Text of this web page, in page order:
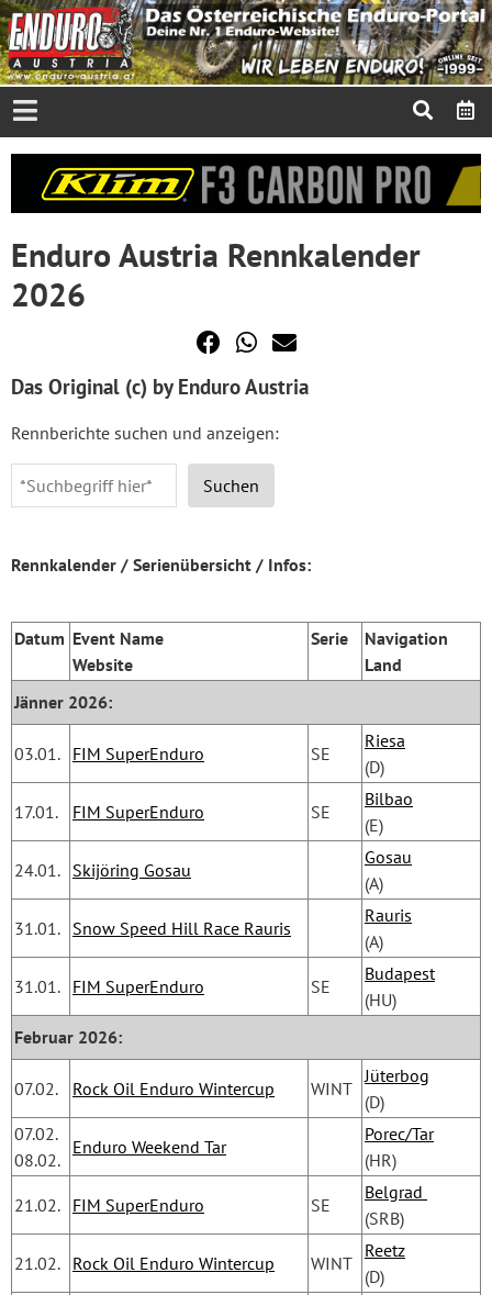
Enduro Austria Rennkalender
2026
Das Original (c) by Enduro Austria
Rennberichte suchen und anzeigen:
Suchen
Rennkalender / Serienübersicht / Infos:
Datum Event Name
Website
Serie
Navigation
Land
Jänner 2026:
03.01. FIM SuperEnduro SE
Riesa
(D)
17.01. FIM SuperEnduro SE
Bilbao
(E)
24.01. Skijöring Gosau
Gosau
(A)
31.01. Snow Speed Hill Race Rauris
Rauris
(A)
31.01. FIM SuperEnduro SE
Budapest
(HU)
Februar 2026:
07.02. Rock Oil Enduro Wintercup WINT
Jüterbog
(D)
07.02.
08.02.
Enduro Weekend Tar
Porec/Tar
(HR)
21.02. FIM SuperEnduro SE
Belgrad
(SRB)
21.02. Rock Oil Enduro Wintercup WINT
Reetz
(D)